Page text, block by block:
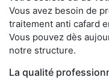
Vous avez besoin de
traitement anti cafard
Vous pouvez dès
notre structure.
La qualité